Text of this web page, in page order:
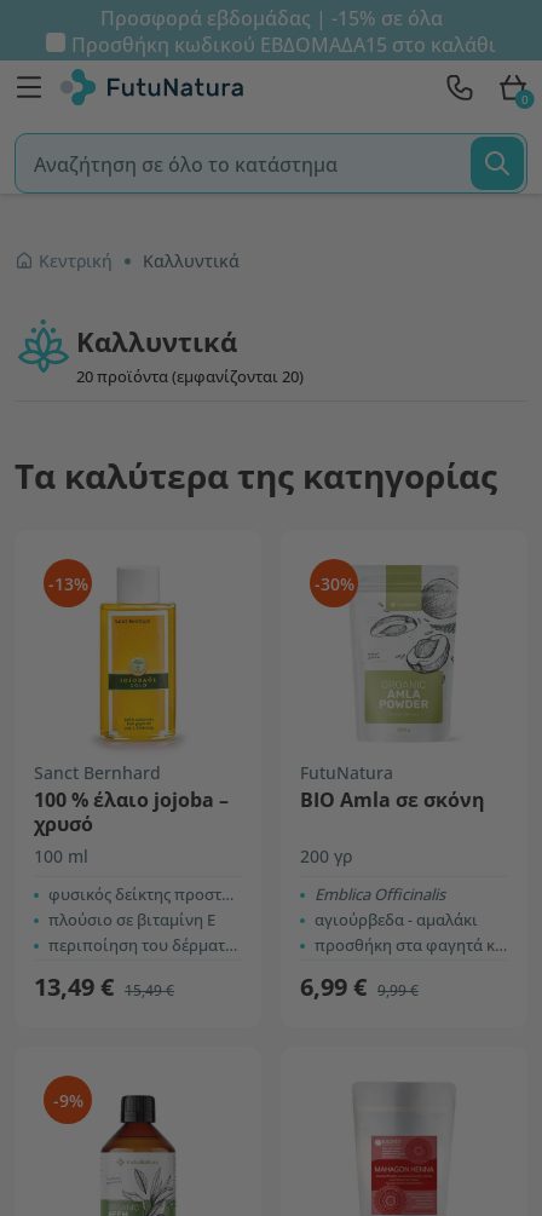
Προσφορά εβδομάδας | -15% σε όλα
Προσθήκη κωδικού ΕΒΔΟΜΑΔΑ15 στο καλάθι
0
Κεντρική Καλλυντικά
Καλλυντικά
20 προϊόντα (εμφανίζονται 20)
Τα καλύτερα της κατηγορίας
-13%
Sanct Bernhard
100 % έλαιο jojoba –
χρυσό
100 ml
φυσικός δείκτης προστασίας
πλούσιο σε βιταμίνη Ε
περιποίηση του δέρματος και των μαλλιών
13,49 € 15,49 €
-30%
FutuNatura
ΒΙΟ Amla σε σκόνη
200 γρ
Εmblica Officinalis
αγιούρβεδα - αμαλάκι
προσθήκη στα φαγητά και για φροντίδα των μαλλιών
6,99 € 9,99 €
-9%